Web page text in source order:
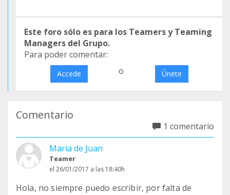
Este foro sólo es para los Teamers y Teaming
Managers del Grupo.
Para poder comentar:
Accede o Únete
Comentario
1 comentario
Maria de Juan
Teamer
el 26/01/2017 a las 18:40h
Hola, no siempre puedo escribir, por falta de